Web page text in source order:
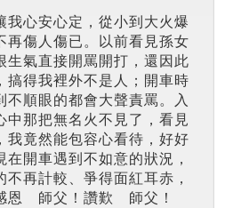
安心定，從小到大火爆
再傷人傷已。以前看見孫女
生氣直接開罵開打，還因此
搞得我裡外不是人；開車時
不順眼的都會大聲責罵。入
中那把無名火不見了，看見
我竟然能包容心看待，好好
開車遇到不如意的狀況，
再計較、爭得面紅耳赤，
恩 師父！讚歎 師父！